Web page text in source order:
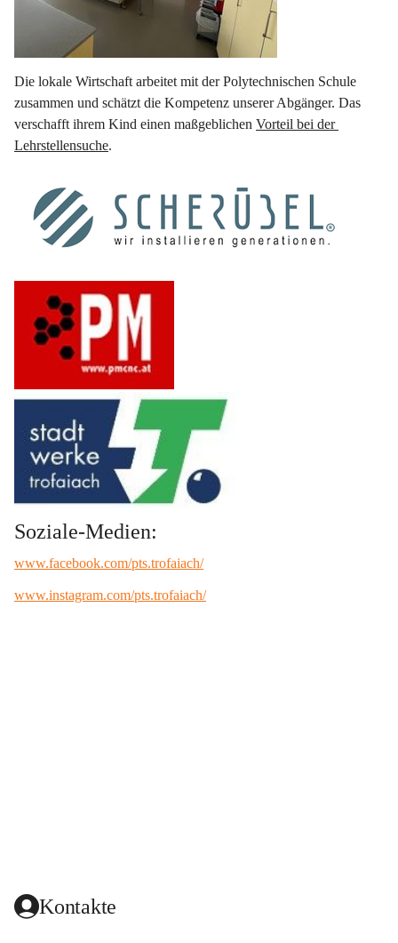
Die lokale Wirtschaft arbeitet mit der Polytechnischen Schule
zusammen und schätzt die Kompetenz unserer Abgänger. Das
verschafft ihrem Kind einen maßgeblichen Vorteil bei der
Lehrstellensuche.
Soziale-Medien:
www.facebook.com/pts.trofaiach/
www.instagram.com/pts.trofaiach/
Kontakte